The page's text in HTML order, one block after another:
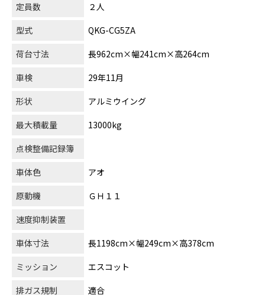
定員数
２人
型式
QKG-CG5ZA
荷台寸法
長962cm×幅241cm×高264cm
車検
29年11月
形状
アルミウイング
最大積載量
13000kg
点検整備記録簿
車体色
アオ
原動機
ＧＨ１１
速度抑制装置
車体寸法
長1198cm×幅249cm×高378cm
ミッション
エスコット
排ガス規制
適合